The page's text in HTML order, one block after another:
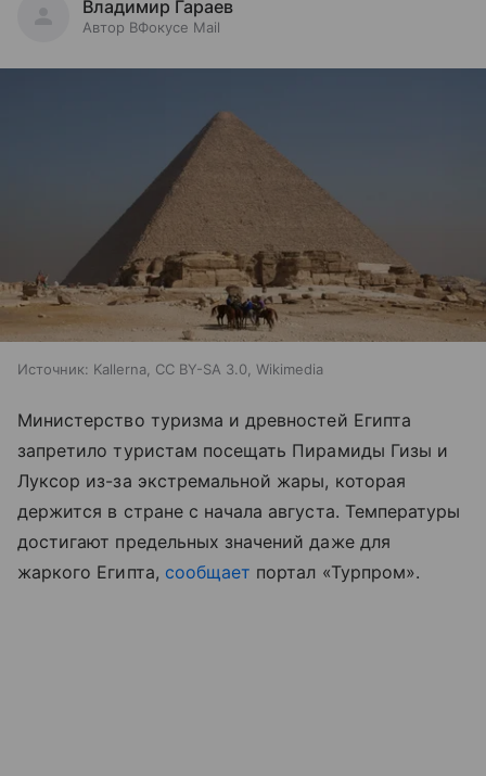
Владимир Гараев
Автор ВФокусе Mail
Источник: Kallerna, CC BY-SA 3.0, Wikimedia
Министерство туризма и древностей Египта
запретило туристам посещать Пирамиды Гизы и
Луксор из-за экстремальной жары, которая
держится в стране с начала августа. Температуры
достигают предельных значений даже для
жаркого Египта, сообщает портал «Турпром».